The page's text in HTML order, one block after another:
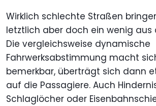
Wirklich schlechte Straßen
letztlich aber doch ein wenig aus
Die vergleichsweise dynamische
Fahrwerksabstimmung macht
bemerkbar, überträgt sich dann
auf die Passagiere. Auch
Schlaglöcher oder